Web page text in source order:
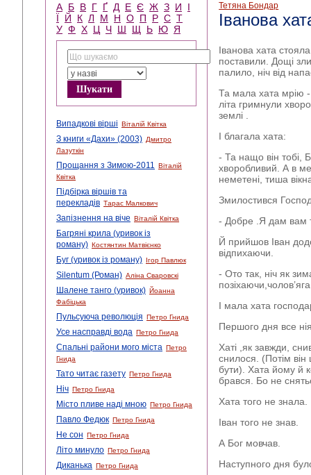
А Б В Г Ґ Д Е Є Ж З И
І
Ї
Й К Л М Н О П Р С Т
У Ф Х Ц Ч Ш Щ Ь Ю Я
Випадкові вірші Віталій Квітка
З книги «Дахи» (2003) Дмитро
Лазуткін
Прощання з Зимою-2011 Віталій
Квітка
Підбірка віршів та
перекладів Тарас Малкович
Запізнення на віче Віталій Квітка
Багряні крила (уривок із
роману) Костянтин Матвієнко
Буг (уривок із роману) Ігор Павлюк
Silentum (Роман) Аліна Сваровскі
Шалене танго (уривок) Йоанна
Фабіцька
Пульсуюча революція Петро Гнида
Усе насправді вода Петро Гнида
Спальні райони мого міста Петро
Гнида
Тато читає газету Петро Гнида
Ніч Петро Гнида
Місто пливе наді мною Петро Гнида
Павло Федюк Петро Гнида
Не сон Петро Гнида
Літо минуло Петро Гнида
Диканька Петро Гнида
Тетяна Бондар
Іванова
Іванова хата
поставили. Дощі
палило, ніч від
Та мала хата мрію -
літа гримнули
землі .
І благала хата:
- Та нащо він тобі,
хворобливий. А в
неметені, тиша
Змилостився
- Добре .Я дам вам
Й прийшов Іван
відпихаючи.
- Ото так, ніч як
І мала хата
Першого дня все
Хаті ,як завжди,
снилося. (Потім він
бути). Хата йому й
брався. Бо не
Хата того не знала.
Іван того не знав.
А Бог мовчав.
Наступного дня